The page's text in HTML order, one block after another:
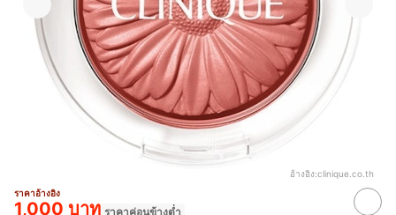
อ้างอิง:clinique.co.th
ราคาอ้างอิง
1,000 บาท ราคาค่อนข้างต่ำ